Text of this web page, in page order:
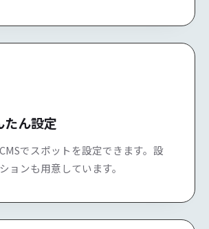
たん設定
でスポットを設定できます。設
ョンも用意しています。